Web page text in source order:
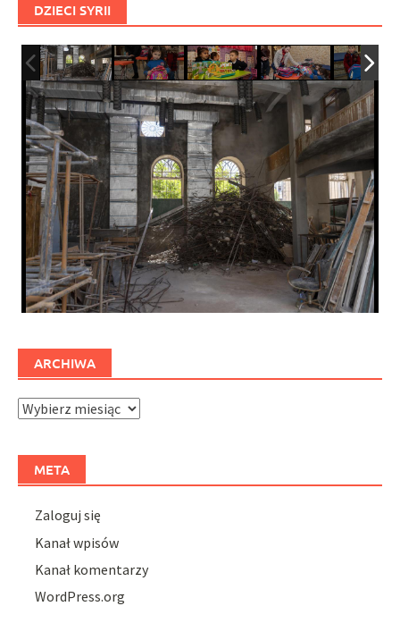
DZIECI SYRII
ARCHIWA
Archiwa
META
Zaloguj się
Kanał wpisów
Kanał komentarzy
WordPress.org